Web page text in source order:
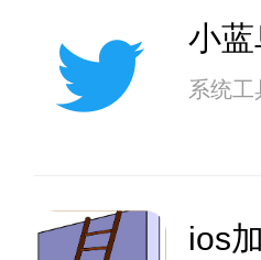
小蓝
系统工
ios